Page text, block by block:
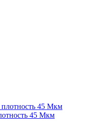
45 Мкм